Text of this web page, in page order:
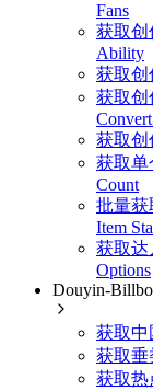
Fans
获取创
Ability
获取创
获取创
获取创
获取单
Count
批量获
Item
获取达
Options
Douyin-
获取中
获取垂
获取热